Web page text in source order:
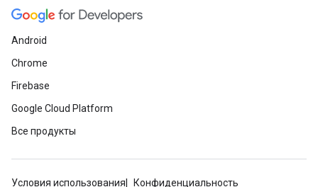
Android
Chrome
Firebase
Google Cloud Platform
Все продукты
Условия использования Конфиденциальность